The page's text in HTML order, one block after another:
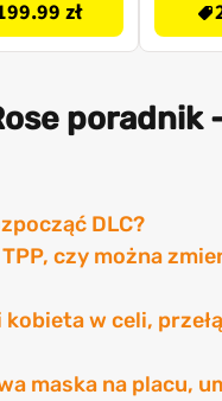
zł
poradnik
DLC?
czy można
w celi,
maska na placu,